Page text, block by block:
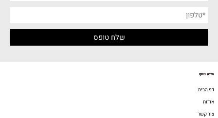
מידע נוסף
דף הבית
אודות
צור קשר